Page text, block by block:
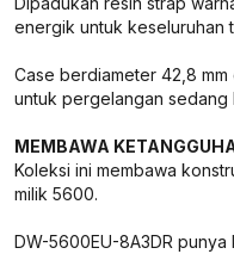
energik untuk keseluruhan
Case berdiameter 42,8
untuk pergelangan sedang
MEMBAWA
Koleksi ini membawa
milik 5600.
DW-5600EU-8A3DR punya